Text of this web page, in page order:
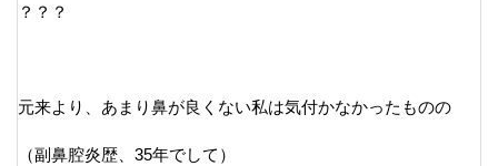
？？？
元来より、あまり鼻が良くない私は気付かなかったものの
（副鼻腔炎歴、35年でして）